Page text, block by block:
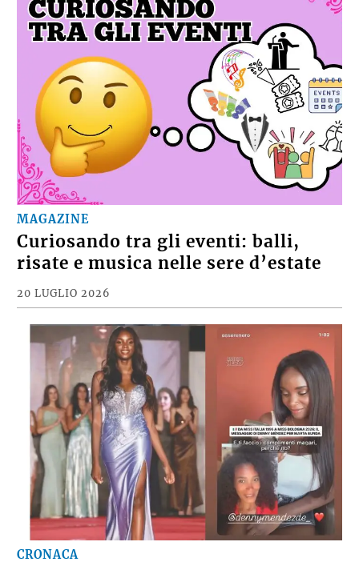
MAGAZINE
Curiosando tra gli eventi: balli,
risate e musica nelle sere d’estate
20 LUGLIO 2026
CRONACA